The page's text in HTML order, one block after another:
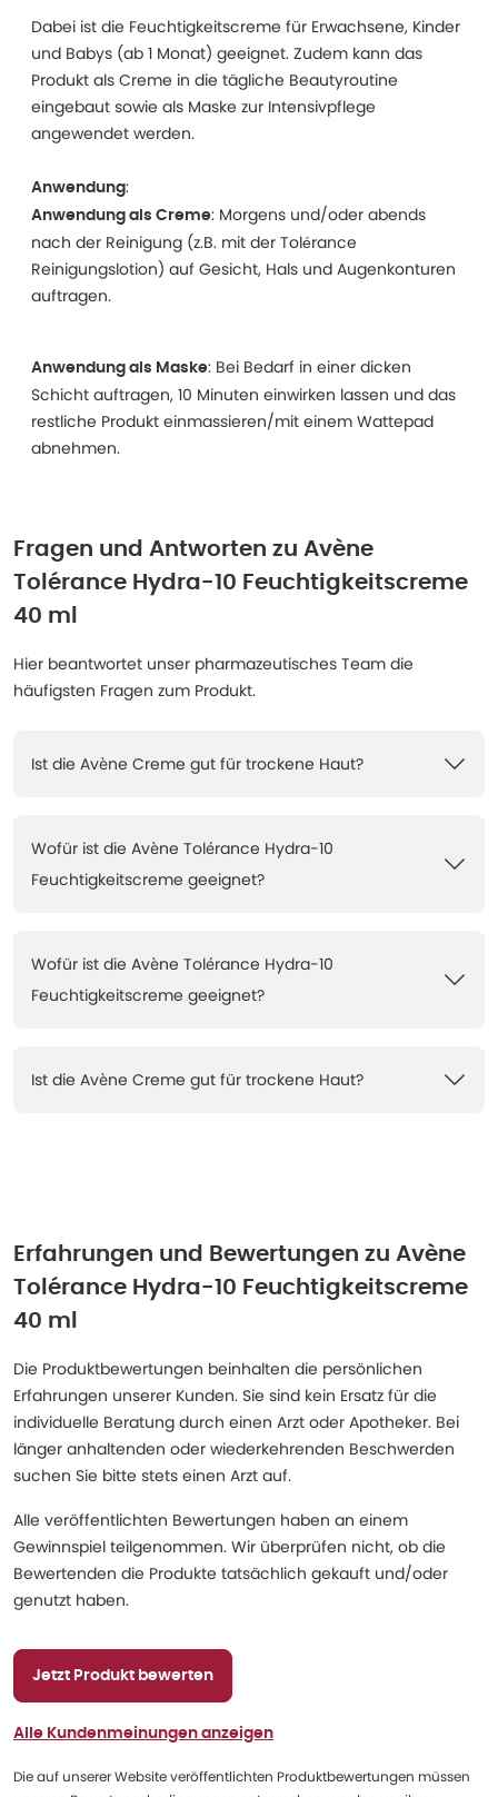
Dabei ist die Feuchtigkeitscreme für Erwachsene, Kinder
und Babys (ab 1 Monat) geeignet. Zudem kann das
Produkt als Creme in die tägliche Beautyroutine
eingebaut sowie als Maske zur Intensivpflege
angewendet werden.
Anwendung:
Anwendung als Creme: Morgens und/oder abends
nach der Reinigung (z.B. mit der Tolérance
Reinigungslotion) auf Gesicht, Hals und Augenkonturen
auftragen.
Anwendung als Maske: Bei Bedarf in einer dicken
Schicht auftragen, 10 Minuten einwirken lassen und das
restliche Produkt einmassieren/mit einem Wattepad
abnehmen.
Fragen und Antworten zu Avène
Tolérance Hydra-10 Feuchtigkeitscreme
40 ml
Hier beantwortet unser pharmazeutisches Team die
häufigsten Fragen zum Produkt.
Ist die Avène Creme gut für trockene Haut?
Wofür ist die Avène Tolérance Hydra-10
Feuchtigkeitscreme geeignet?
Wofür ist die Avène Tolérance Hydra-10
Feuchtigkeitscreme geeignet?
Ist die Avène Creme gut für trockene Haut?
Erfahrungen und Bewertungen zu Avène
Tolérance Hydra-10 Feuchtigkeitscreme
40 ml
Die Produktbewertungen beinhalten die persönlichen
Erfahrungen unserer Kunden. Sie sind kein Ersatz für die
individuelle Beratung durch einen Arzt oder Apotheker. Bei
länger anhaltenden oder wiederkehrenden Beschwerden
suchen Sie bitte stets einen Arzt auf.
Alle veröffentlichten Bewertungen haben an einem
Gewinnspiel teilgenommen. Wir überprüfen nicht, ob die
Bewertenden die Produkte tatsächlich gekauft und/oder
genutzt haben.
Jetzt Produkt bewerten
Alle Kundenmeinungen anzeigen
Die auf unserer Website veröffentlichten Produktbewertungen müssen